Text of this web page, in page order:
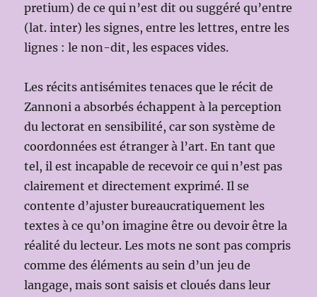
pretium) de ce qui n’est dit ou suggéré qu’entre
(lat. inter) les signes, entre les lettres, entre les
lignes : le non-dit, les espaces vides.
Les récits antisémites tenaces que le récit de
Zannoni a absorbés échappent à la perception
du lectorat en sensibilité, car son système de
coordonnées est étranger à l’art. En tant que
tel, il est incapable de recevoir ce qui n’est pas
clairement et directement exprimé. Il se
contente d’ajuster bureaucratiquement les
textes à ce qu’on imagine être ou devoir être la
réalité du lecteur. Les mots ne sont pas compris
comme des éléments au sein d’un jeu de
langage, mais sont saisis et cloués dans leur